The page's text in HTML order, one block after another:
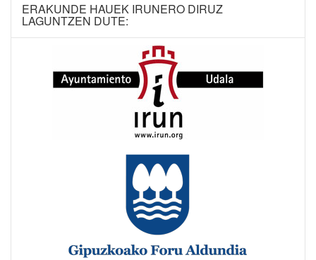
ERAKUNDE HAUEK IRUNERO DIRUZ
LAGUNTZEN DUTE: